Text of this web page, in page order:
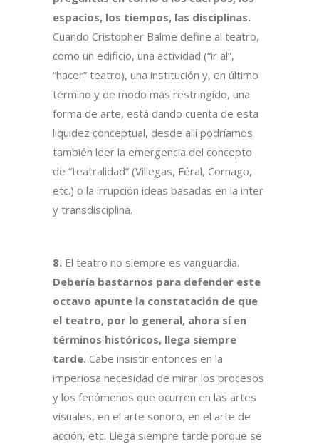
espacios, los tiempos, las disciplinas.
Cuando Cristopher Balme define al teatro,
como un edificio, una actividad (“ir al”,
“hacer” teatro), una institución y, en último
término y de modo más restringido, una
forma de arte, está dando cuenta de esta
liquidez conceptual, desde allí podríamos
también leer la emergencia del concepto
de “teatralidad” (Villegas, Féral, Cornago,
etc.) o la irrupción ideas basadas en la inter
y transdisciplina.
8. El teatro no siempre es vanguardia.
Debería bastarnos para defender este
octavo apunte la constatación de que
el teatro, por lo general, ahora sí en
términos históricos, llega siempre
tarde. Cabe insistir entonces en la
imperiosa necesidad de mirar los procesos
y los fenómenos que ocurren en las artes
visuales, en el arte sonoro, en el arte de
acción, etc. Llega siempre tarde porque se